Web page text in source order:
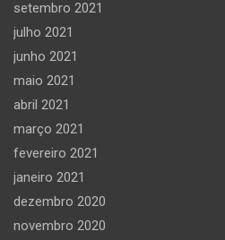
setembro 2021
julho 2021
junho 2021
maio 2021
abril 2021
março 2021
fevereiro 2021
janeiro 2021
dezembro 2020
novembro 2020